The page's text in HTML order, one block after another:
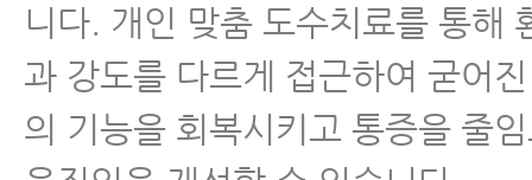
니다. 개인 맞춤 도수치료를 통해
과 강도를 다르게 접근하여 굳어
의 기능을 회복시키고 통증을 줄